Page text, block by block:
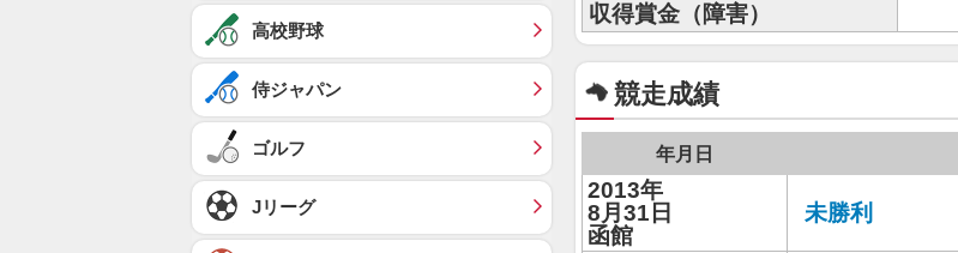
収得賞金（障害）
競走成績
年月日
2013年
8月31日
函館
未勝利
高校野球
侍ジャパン
ゴルフ
Jリーグ